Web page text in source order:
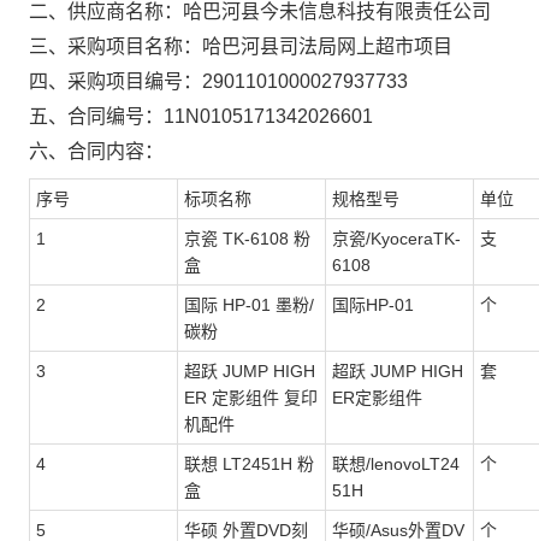
二、供应商名称： 哈巴河县今未信息科技有限责任公司
三、采购项目名称： 哈巴河县司法局网上超市项目
四、采购项目编号： 2901101000027937733
五、合同编号： 11N0105171342026601
六、合同内容：
序号 标项名称 规格型号 单位
1
京瓷 TK-6108 粉
盒
京瓷/KyoceraTK-
6108
支
2
国际 HP-01 墨粉/
碳粉
国际HP-01 个
3
超跃 JUMP HIGH
ER 定影组件 复印
机配件
超跃 JUMP HIGH
ER定影组件
套
4
联想 LT2451H 粉
盒
联想/lenovoLT24
51H
个
5
华硕 外置DVD刻
华硕/Asus外置DV
个